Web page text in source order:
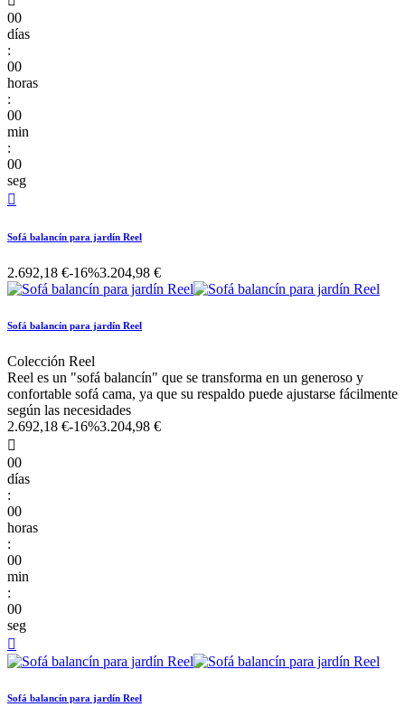
00
días
:
00
horas
:
00
min
:
00
seg

Sofá balancín para jardín Reel
2.692,18 €-16%3.204,98 €
Sofá balancín para jardín Reel
Colección Reel
Reel es un "sofá balancín" que se transforma en un generoso y
confortable sofá cama, ya que su respaldo puede ajustarse fácilmente
según las necesidades
2.692,18 €-16%3.204,98 €

00
días
:
00
horas
:
00
min
:
00
seg

Sofá balancín para jardín Reel